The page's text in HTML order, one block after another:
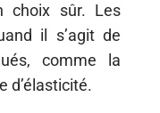
choix sûr. Les
il s’agit de
comme la
d’élasticité.